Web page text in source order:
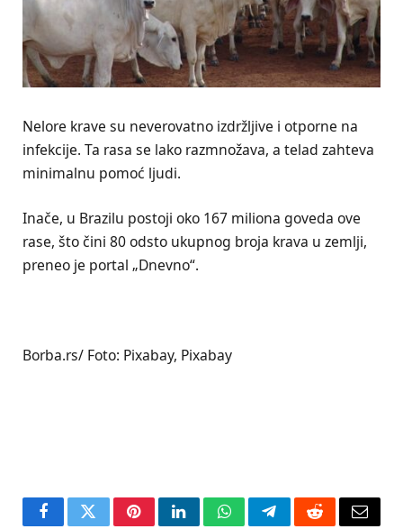
Nelore krave su neverovatno izdržljive i otporne na
infekcije. Ta rasa se lako razmnožava, a telad zahteva
minimalnu pomoć ljudi.
Inače, u Brazilu postoji oko 167 miliona goveda ove
rase, što čini 80 odsto ukupnog broja krava u zemlji,
preneo je portal „Dnevno“.
Borba.rs/ Foto: Pixabay, Pixabay
FacebookTwitterPinterestLinkedInWhatsAppTelegramRedditEmail